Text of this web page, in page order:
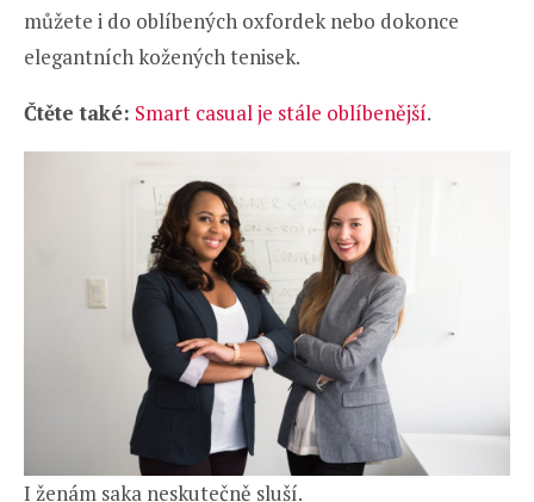
můžete i do oblíbených oxfordek nebo dokonce
elegantních kožených tenisek.
Čtěte také: Smart casual je stále oblíbenější.
I ženám saka neskutečně sluší.